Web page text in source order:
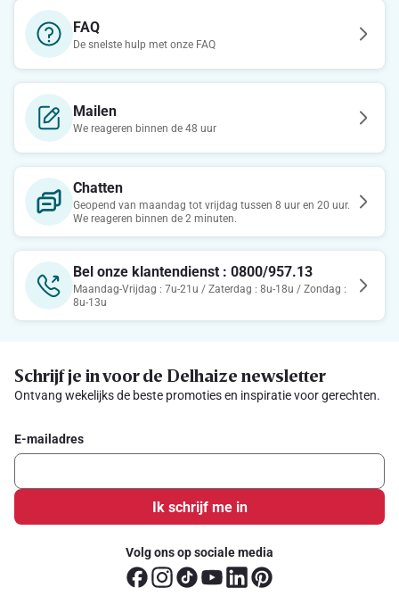
FAQ
De snelste hulp met onze FAQ
Mailen
We reageren binnen de 48 uur
Chatten
Geopend van maandag tot vrijdag tussen 8 uur en 20 uur.
We reageren binnen de 2 minuten.
Bel onze klantendienst : 0800/957.13
Maandag-Vrijdag : 7u-21u / Zaterdag : 8u-18u / Zondag :
8u-13u
Schrijf je in voor de Delhaize newsletter
Ontvang wekelijks de beste promoties en inspiratie voor gerechten.
E-mailadres
Ik schrijf me in
Volg ons op sociale media